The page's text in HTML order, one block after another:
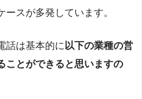
スが多発しています。
話は基本的に 以下の業種の営
ことができると思いますの